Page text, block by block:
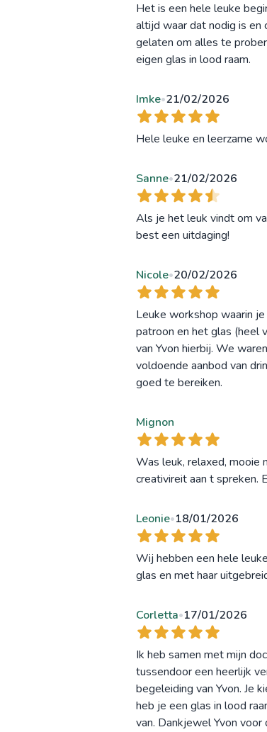
Het is een hele leuke
altijd waar dat nodig is
gelaten om alles te
eigen glas in lood raam.
Imke•21/02/2026
Hele leuke en leerzame
Sanne•21/02/2026
Als je het leuk vindt om
best een uitdaging!
Nicole•20/02/2026
Leuke workshop waarin
patroon en het glas (heel
van Yvon hierbij. We
voldoende aanbod van
goed te bereiken.
Mignon
Was leuk, relaxed, mooie
creativireit aan t spreken.
Leonie•18/01/2026
Wij hebben een hele
glas en met haar
Corletta•17/01/2026
Ik heb samen met mijn
tussendoor een heerlijk
begeleiding van Yvon. Je
heb je een glas in lood
van. Dankjewel Yvon voor